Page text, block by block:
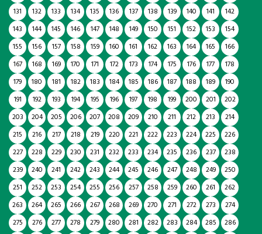
131
132 133 134 135 136 137 138 139 140 141
142
143
144 145 146 147 148 149 150 151 152 153
154
155
156 157 158 159 160 161 162 163 164 165
166
167
168 169 170 171 172 173 174 175 176 177
178
179
180 181 182 183 184 185 186 187 188 189
190
191
192 193 194 195 196 197 198 199 200 201
202
203
204 205 206 207 208 209 210 211 212 213
214
215
216 217 218 219 220 221 222 223 224 225
226
227
228 229 230 231 232 233 234 235 236 237
238
239
240 241 242 243 244 245 246 247 248 249
250
251
252 253 254 255 256 257 258 259 260 261
262
263
264 265 266 267 268 269 270 271 272 273
274
275
276 277 278 279 280 281 282 283 284 285
286